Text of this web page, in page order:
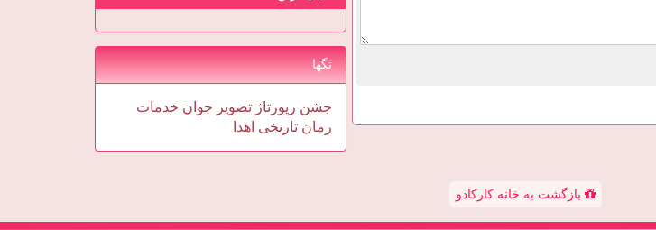
تگها
جشن رپورتاژ تصویر جوان خدمات
رمان تاریخی اهدا
بازگشت به خانه کارکادو